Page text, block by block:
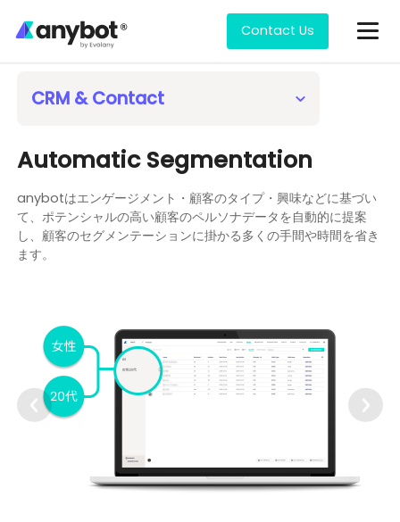
Contact Us
Features
Keyword Analysis
Content Delivery Analysis
No-Code Bot Builder
Scheduled Broadcasting
Conditional Formatting
Saved Content
Next-Gen UI/UX
Multi-Menu Switching
Store RMS
Store Builder
Coupon Management
Notifications for Email/Slack/Database
RMS (Reservation Management)
Questionnaires
CRM & Contact
Marketing Automation Step Messaging
Broadcast to LINE, Email, SMS
Broadcast by Segment
Automatic Segmentation
CSV Import
Automatic Segmentation
anybotはエンゲージメント・顧客のタイプ・興味などに基づい
て、ポテンシャルの高い顧客のペルソナデータを自動的に提案
し、顧客のセグメンテーションに掛かる多くの手間や時間を省き
ます。